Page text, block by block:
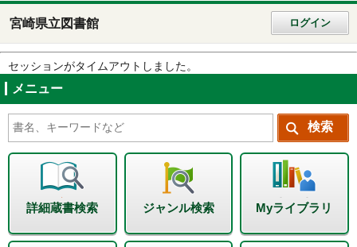
宮崎県立図書館 ログイン
セッションがタイムアウトしました。
メニュー
詳細蔵書検索 ジャンル検索 Myライブラリ